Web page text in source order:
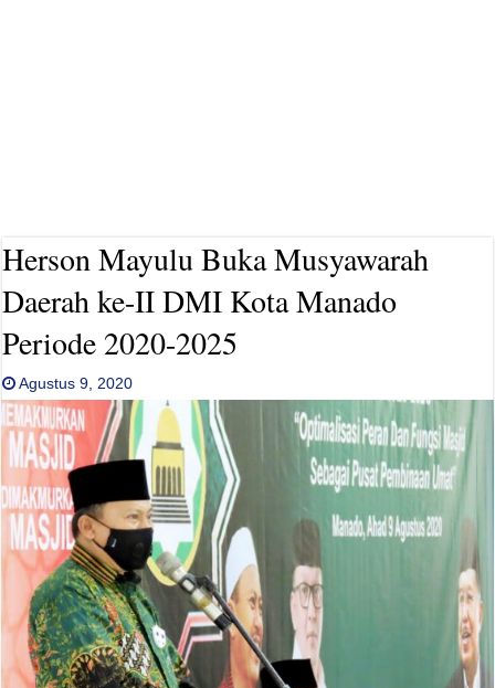
Herson Mayulu Buka Musyawarah
Daerah ke-II DMI Kota Manado
Periode 2020-2025
Agustus 9, 2020